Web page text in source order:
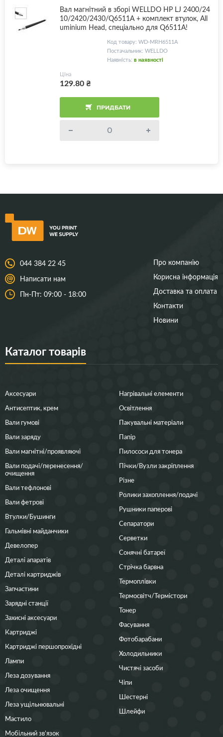
Вал магнітний в зборі WELLDO HP LJ 2400/24
10/2420/2430/Q6511A + комплект втулок, All
uminium Head, спеціально для Q6511A!
Код товару: WD-MRH6511A
Постачальник: WELLDO
Наявність: в наявності
Ціна
129.80₴
ПРИДБАТИ
044 384 22 45
Написати нам
Пн-Пт: 09:00 - 18:00
Про компанію
Корисна інформація
Доставка та оплата
Контакти
Новини
Каталог товарів
Аксесуари
Антисептик, крем
Вали гумові
Вали заряду
Вали магнітні/проявляючі
Вали подачі/перенесення/
очищення
Вали тефлонові
Вали фетрові
Втулки/Бушинги
Гальмівні майданчики
Девелопер
Деталі апаратів
Деталі картриджів
Запчастини
Зарядні станції
Захисні аксесуари
Картриджі
Картриджі першопрохідні
Лампи
Леза дозування
Леза очищення
Леза ущільнювальні
Мастило
Мобільний зв’язок
Нагрівальні елементи
Освітлення
Пакувальні матеріали
Папір
Пилососи для тонера
Пічки/Вузли закріплення
Різне
Ролики захоплення/подачі
Рушники паперові
Сепаратори
Серветки
Сонячні батареї
Стрічка барвна
Термоплівки
Термосвітч/Термістори
Тонер
Фасування
Фотобарабани
Холодильники
Чистячі засоби
Чіпи
Шестерні
Шлейфи